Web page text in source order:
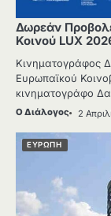
Δωρεάν
Κοινού LUX
Κινηματογράφος
Ευρωπαϊκού
κινηματογράφο
Ο Διάλογος 2
ΕΥΡΩΠΗ